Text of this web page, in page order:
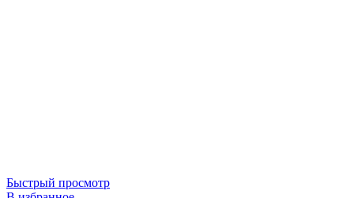
Быстрый просмотр